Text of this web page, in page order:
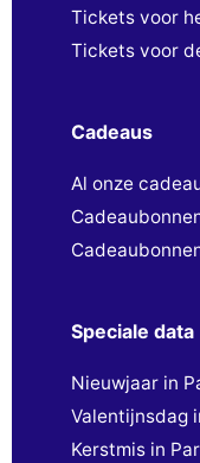
Tickets voor
Tickets voor
Cadeaus
Al onze
Speciale data
Nieuwjaar in
Valentijnsdag
Kerstmis in